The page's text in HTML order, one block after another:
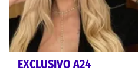
EXCLUSIVO A24